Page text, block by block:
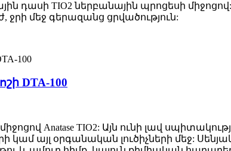
դասի TIO2 ներբանային պրոցեսի
ջրի մեջ գերազանց ցրվածություն:
DTA-100
Anatase TIO2: Այն ունի լավ
կամ այլ օրգանական լուծիչների մեջ: